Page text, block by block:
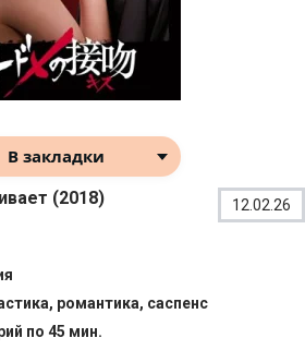
В закладки
(2018) 12.02.26
романтика, саспенс
по 45 мин.